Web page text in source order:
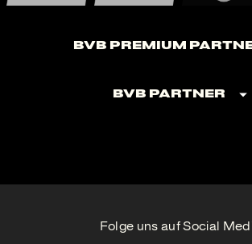
BVB Premium
BVB Partner
Folge uns auf Social